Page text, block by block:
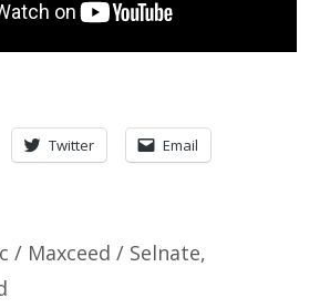
Twitter Email
/ Maxceed / Selnate,